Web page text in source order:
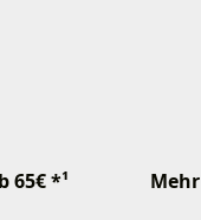
65€ *¹